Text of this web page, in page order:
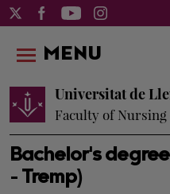
Bachelor's
- Tremp)
Universitat de
Faculty of
MENU